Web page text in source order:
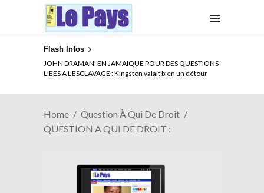
Flash Infos
JOHN DRAMANI EN JAMAIQUE POUR DES QUESTIONS
LIEES A L’ESCLAVAGE : Kingston valait bien un détour
Home
Question À Qui De Droit
QUESTION A QUI DE DROIT :